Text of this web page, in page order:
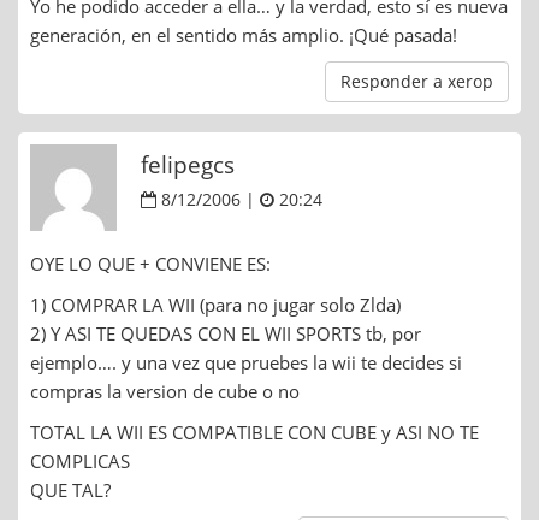
Yo he podido acceder a ella… y la verdad, esto sí es nueva
generación, en el sentido más amplio. ¡Qué pasada!
Responder a xerop
felipegcs
8/12/2006 | 20:24
OYE LO QUE + CONVIENE ES:
1) COMPRAR LA WII (para no jugar solo Zlda)
2) Y ASI TE QUEDAS CON EL WII SPORTS tb, por
ejemplo…. y una vez que pruebes la wii te decides si
compras la version de cube o no
TOTAL LA WII ES COMPATIBLE CON CUBE y ASI NO TE
COMPLICAS
QUE TAL?